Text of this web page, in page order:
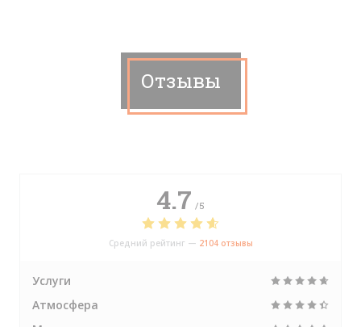
Отзывы
4.7 /5
Средний рейтинг — 2104 отзывы
Услуги
Атмосфера